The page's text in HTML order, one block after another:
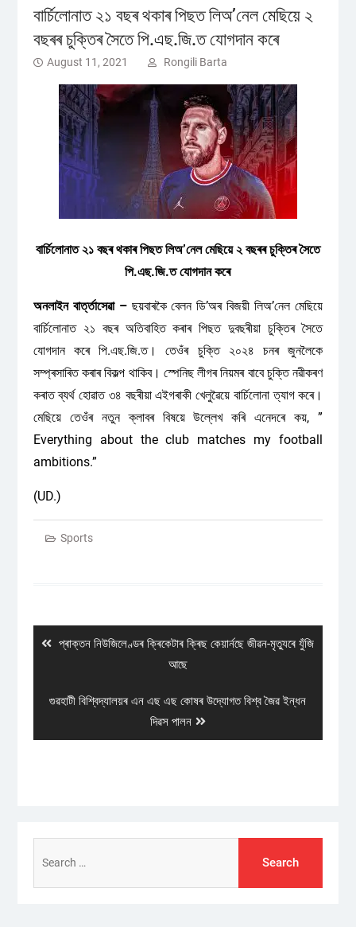
বাৰ্চিলোনাত ২১ বছৰ থকাৰ পিছত লিঅ’নেল মেছিয়ে ২
বছৰৰ চুক্তিৰ সৈতে পি.এছ.জি.ত যোগদান কৰে
August 11, 2021 Rongili Barta
বাৰ্চিলোনাত ২১ বছৰ থকাৰ পিছত লিঅ’নেল মেছিয়ে ২ বছৰৰ চুক্তিৰ সৈতে
পি.এছ.জি.ত যোগদান কৰে
অনলাইন বাৰ্ত্তাসেৱা –ছয়বাৰকৈ বেলন ডি’অৰ বিজয়ী লিঅ’নেল মেছিয়ে
বাৰ্চিলোনাত ২১ বছৰ অতিবাহিত কৰাৰ পিছত দুবছৰীয়া চুক্তিৰ সৈতে
যোগদান কৰে পি.এছ.জি.ত। তেওঁৰ চুক্তি ২০২৪ চনৰ জুনলৈকে
সম্প্ৰসাৰিত কৰাৰ বিকল্প থাকিব। স্পেনিছ লীগৰ নিয়মৰ বাবে চুক্তি নৱীকৰণ
কৰাত ব্যৰ্থ হোৱাত ৩৪ বছৰীয়া এইগৰাকী খেলুৱৈয়ে বাৰ্চিলোনা ত্যাগ কৰে।
মেছিয়ে তেওঁৰ নতুন ক্লাবৰ বিষয়ে উল্লেখ কৰি এনেদৰে কয়, ”
Everything about the club matches my football
ambitions.”
(UD.)
Sports
Previous
প্ৰাক্তন নিউজিলেণ্ডৰ ক্ৰিকেটাৰ ক্ৰিছ কেয়াৰ্নছে জীৱন-মৃত্যুৰে যুঁজি
আছে
Next
গুৱহাটী বিশ্বিদ্যালয়ৰ এন এছ এছ কোষৰ উদ্যোগত বিশ্ব জৈৱ ইন্ধন
দিৱস পালন
for: